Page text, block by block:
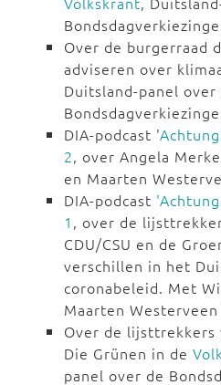
Over de burgerraad
adviseren over
Duitsland-panel over
DIA-podcast '
2, over Angela
en Maarten
DIA-podcast
1 , over de
CDU/CSU en de
verschillen in het
coronabeleid. Met
Maarten
Over de lijsttrekkers
Die Grünen in de
panel over de